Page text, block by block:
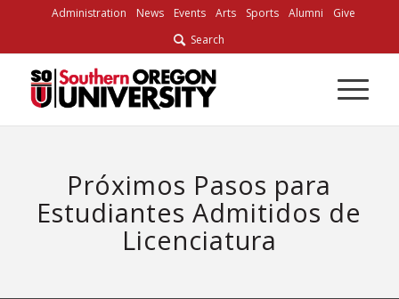
Content
Administration News Events Arts Sports Alumni
Give
Search
Próximos Pasos para
Estudiantes Admitidos de
Licenciatura